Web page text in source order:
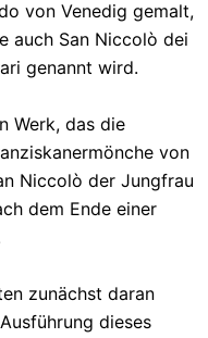
von Venedig gemalt,
auch San Niccolò dei
genannt wird.
Werk, das die
von
Niccolò der Jungfrau
dem Ende einer
zunächst daran
dieses